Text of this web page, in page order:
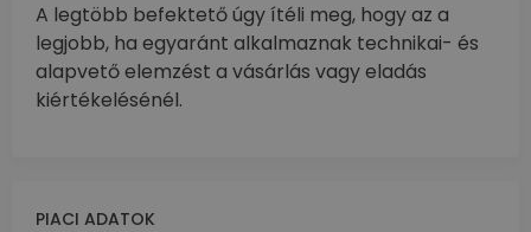
A legtöbb befektető úgy ítéli meg, hogy az a
legjobb, ha egyaránt alkalmaznak technikai- és
alapvető elemzést a vásárlás vagy eladás
kiértékelésénél.
PIACI ADATOK